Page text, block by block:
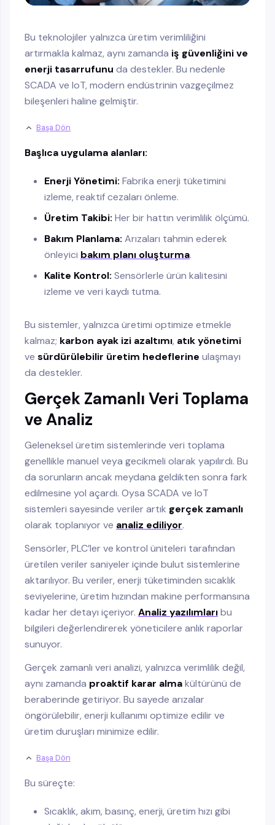
Bu teknolojiler yalnızca üretim verimliliğini
artırmakla kalmaz, aynı zamanda iş güvenliğini ve
enerji tasarrufunu da destekler. Bu nedenle
SCADA ve IoT, modern endüstrinin vazgeçilmez
bileşenleri haline gelmiştir.
Başa Dön
Başlıca uygulama alanları:
Enerji Yönetimi: Fabrika enerji tüketimini
izleme, reaktif cezaları önleme.
Üretim Takibi: Her bir hattın verimlilik ölçümü.
Bakım Planlama: Arızaları tahmin ederek
önleyici bakım planı oluşturma.
Kalite Kontrol: Sensörlerle ürün kalitesini
izleme ve veri kaydı tutma.
Bu sistemler, yalnızca üretimi optimize etmekle
kalmaz; karbon ayak izi azaltımı, atık yönetimi
ve sürdürülebilir üretim hedeflerine ulaşmayı
da destekler.
Gerçek Zamanlı Veri Toplama
ve Analiz
Geleneksel üretim sistemlerinde veri toplama
genellikle manuel veya gecikmeli olarak yapılırdı. Bu
da sorunların ancak meydana geldikten sonra fark
edilmesine yol açardı. Oysa SCADA ve IoT
sistemleri sayesinde veriler artık gerçek zamanlı
olarak toplanıyor ve analiz ediliyor.
Sensörler, PLC’ler ve kontrol üniteleri tarafından
üretilen veriler saniyeler içinde bulut sistemlerine
aktarılıyor. Bu veriler, enerji tüketiminden sıcaklık
seviyelerine, üretim hızından makine performansına
kadar her detayı içeriyor. Analiz yazılımlarıbu
bilgileri değerlendirerek yöneticilere anlık raporlar
sunuyor.
Gerçek zamanlı veri analizi, yalnızca verimlilik değil,
aynı zamanda proaktif karar almakültürünü de
beraberinde getiriyor. Bu sayede arızalar
öngörülebilir, enerji kullanımı optimize edilir ve
üretim duruşları minimize edilir.
Başa Dön
Bu süreçte:
Sıcaklık, akım, basınç, enerji, üretim hızı gibi